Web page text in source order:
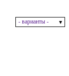
- варианты -